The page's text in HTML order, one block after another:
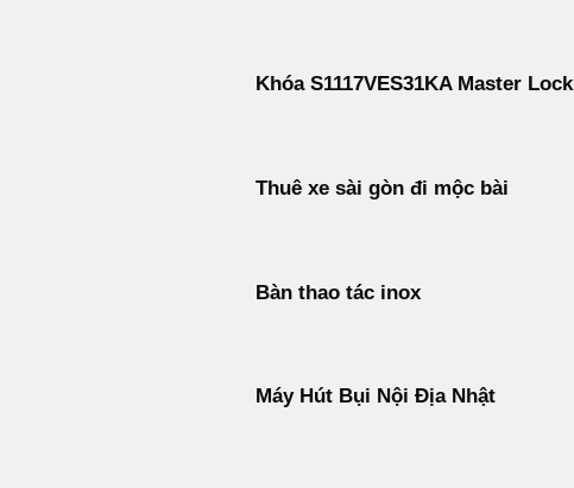
Khóa S1117VES31KA Master Lock
Thuê xe sài gòn đi mộc bài
Bàn thao tác inox
Máy Hút Bụi Nội Địa Nhật